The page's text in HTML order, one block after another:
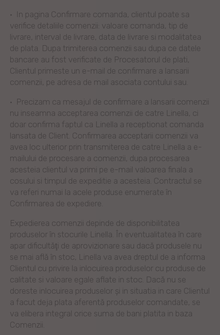
· In pagina Confirmare comanda, clientul poate sa
verifice detaliile comenzii: valoare comanda, tip de
livrare, interval de livrare, data de livrare si modalitatea
de plata. Dupa trimiterea comenzii sau dupa ce datele
bancare au fost verificate de Procesatorul de plati,
Clientul primeste un e-mail de confirmare a lansarii
comenzii, pe adresa de mail asociata contului sau.
· Precizam ca mesajul de confirmare a lansarii comenzii
nu inseamna acceptarea comenzii de catre Linella, ci
doar confirma faptul ca Linella a receptionat comanda
lansata de Client. Confirmarea acceptarii comenzii va
avea loc ulterior prin transmiterea de catre Linella a e-
mailului de procesare a comenzii, dupa procesarea
acesteia clientul va primi pe e-mail valoarea finala a
cosului si timpul de expeditie a acesteia. Contractul se
va referi numai la acele produse enumerate în
Confirmarea de expediere.
Expedierea comenzii depinde de disponibilitatea
produselor în stocurile Linella. În eventualitatea în care
apar dificultăţi de aprovizionare sau dacă produsele nu
se mai află în stoc, Linella va avea dreptul de a informa
Clientul cu privire la inlocuirea produselor cu produse de
calitate si valoare egale aflate in stoc. Dacă nu se
doreste inlocuirea produselor și in situatia in care Clientul
a facut deja plata aferentă produselor comandate, se
va elibera integral orice suma de bani platita in baza
Comenzii.